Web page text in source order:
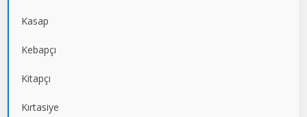
Kasap
Kebapçı
Kitapçı
Kırtasiye